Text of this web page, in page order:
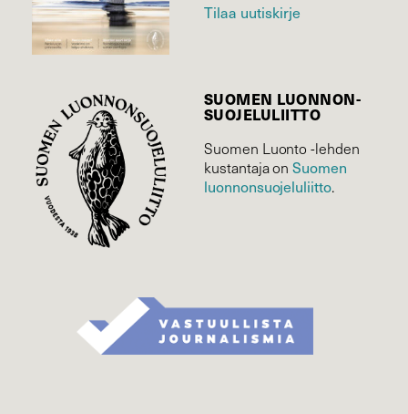
Tilaa uutiskirje
SUOMEN LUONNON­
SUOJELU­LIITTO
Suomen Luonto -lehden
kustantaja onSuomen
luonnonsuojelu­liitto.